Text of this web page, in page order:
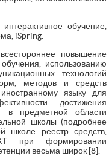
обучение,
iSpring.
повышение
использованию
технологий
методов и средств
языку для
достижения
в предметной области
школы (подробнее
школе реестр средств,
при формировании
весьма широк [8].